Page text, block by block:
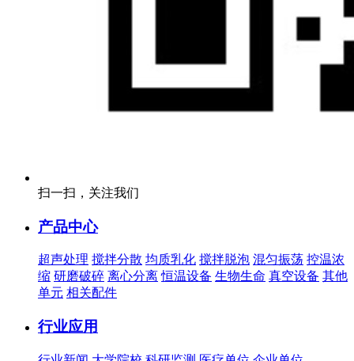
扫一扫，关注我们
产品中心
超声处理 搅拌分散 均质乳化 搅拌脱泡 混匀振荡 控温浓
缩 研磨破碎 离心分离 恒温设备 生物生命 真空设备 其他
单元 相关配件
行业应用